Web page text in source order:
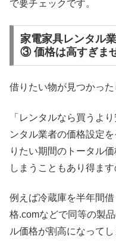
で要チェックです。
家電家具レンタル
③ 価格は高すぎま
借りたい物が見つかっ
「レンタルなら買うよ
ンタル業者の価格設定
りたい期間のトータル
しまうこともあり得ま
例えば冷蔵庫を半年間
格.comなどで同等の製
ル価格が割高になって